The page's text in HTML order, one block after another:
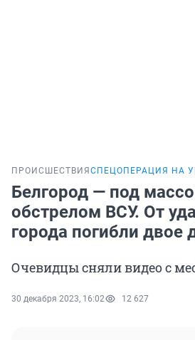
ПРОИСШЕСТВИЯ СПЕЦОПЕРАЦИЯ НА
Белгород — под
обстрелом ВСУ. От
города погибли двое
Очевидцы сняли видео с
30 декабря 2023, 16:02 12 627